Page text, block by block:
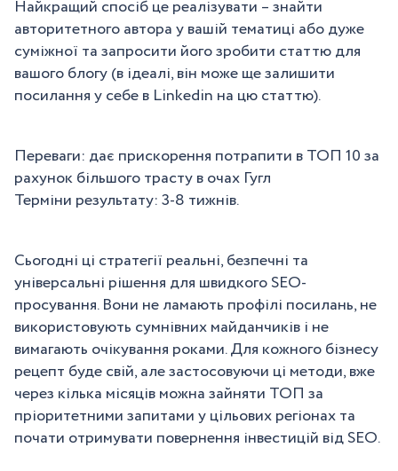
Найкращий спосіб це реалізувати – знайти
авторитетного автора у вашій тематиці або дуже
суміжної та запросити його зробити статтю для
вашого блогу (в ідеалі, він може ще залишити
посилання у себе в Linkedin на цю статтю).
Переваги: дає прискорення потрапити в ТОП 10 за
рахунок більшого трасту в очах Гугл
Терміни результату: 3-8 тижнів.
Сьогодні ці стратегії реальні, безпечні та
універсальні рішення для швидкого SEO-
просування. Вони не ламають профілі посилань, не
використовують сумнівних майданчиків і не
вимагають очікування роками. Для кожного бізнесу
рецепт буде свій, але застосовуючи ці методи, вже
через кілька місяців можна зайняти ТОП за
пріоритетними запитами у цільових регіонах та
почати отримувати повернення інвестицій від SEO.